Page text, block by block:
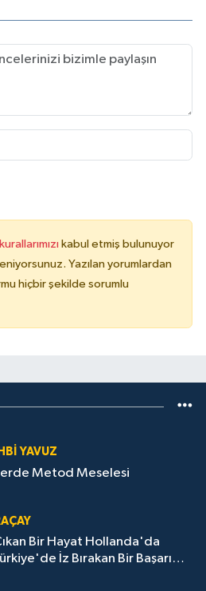
kabul etmiş bulunuyor
Yazılan yorumlardan
hiçbir şekilde sorumlu
YAVUZ
Metod Meselesi
Bir Hayat Hollanda'da
İz Bırakan Bir Başarı